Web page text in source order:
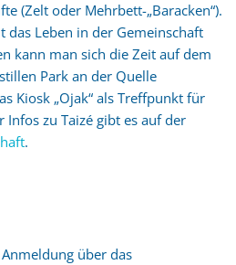
(Zelt oder Mehrbett-„Baracken“).
das Leben in der Gemeinschaft
kann man sich die Zeit auf dem
Park an der Quelle
Kiosk „Ojak“ als Treffpunkt für
Infos zu Taizé gibt es auf der
.
über das